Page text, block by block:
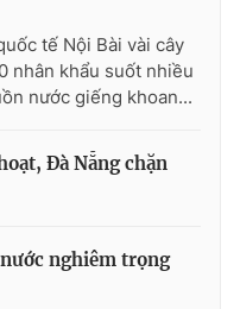
tế Nội Bài vài cây
nhân khẩu suốt nhiều
nước giếng khoan...
Đà Nẵng chặn
nghiêm trọng